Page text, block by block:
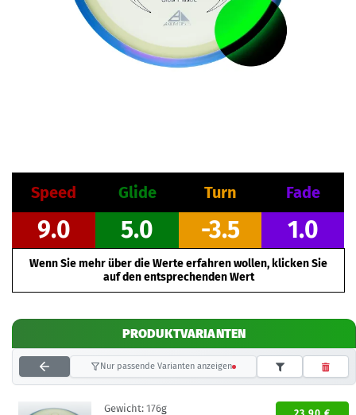
Speed Glide Turn Fade
9.0 5.0 -3.5 1.0
Wenn Sie mehr über die Werte erfahren wollen, klicken Sie
auf den entsprechenden Wert
PRODUKTVARIANTEN
Nur passende Varianten anzeigen
Gewicht: 176g